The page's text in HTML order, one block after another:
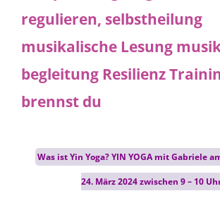
Post
navigation
Was ist Yin Yoga? YIN YOGA mit Gabriele
24. März 2024 zwischen 9 – 10